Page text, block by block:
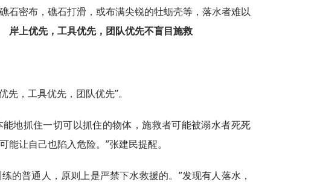
石密布，礁石打滑，或布满尖锐的牡蛎壳等，落水者难以
岸上优先，工具优先，团队优先不盲目施救
先，工具优先，团队优先”。
地抓住一切可以抓住的物体，施救者可能被溺水者死死
让自己也陷入危险。”张建民提醒。
的普通人，原则上是严禁下水救援的。”发现有人落水，